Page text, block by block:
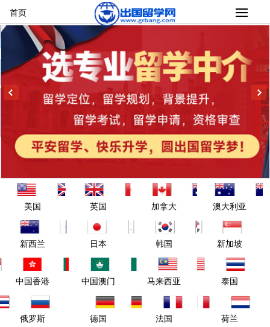
首页
美国 英国 加拿大 澳大利亚
新西兰 日本 韩国 新加坡
中国香港 中国澳门 马来西亚 泰国
俄罗斯 德国 法国 荷兰